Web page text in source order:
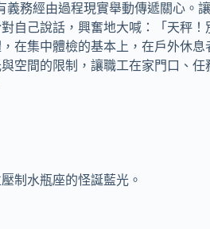
務經由過程現實舉動傳遞關心
自己說話，興奮地大喊：「天秤
在集中體檢的基本上，在戶外休
空間的限制，讓職工在家門口、
制水瓶座的怪誕藍光。